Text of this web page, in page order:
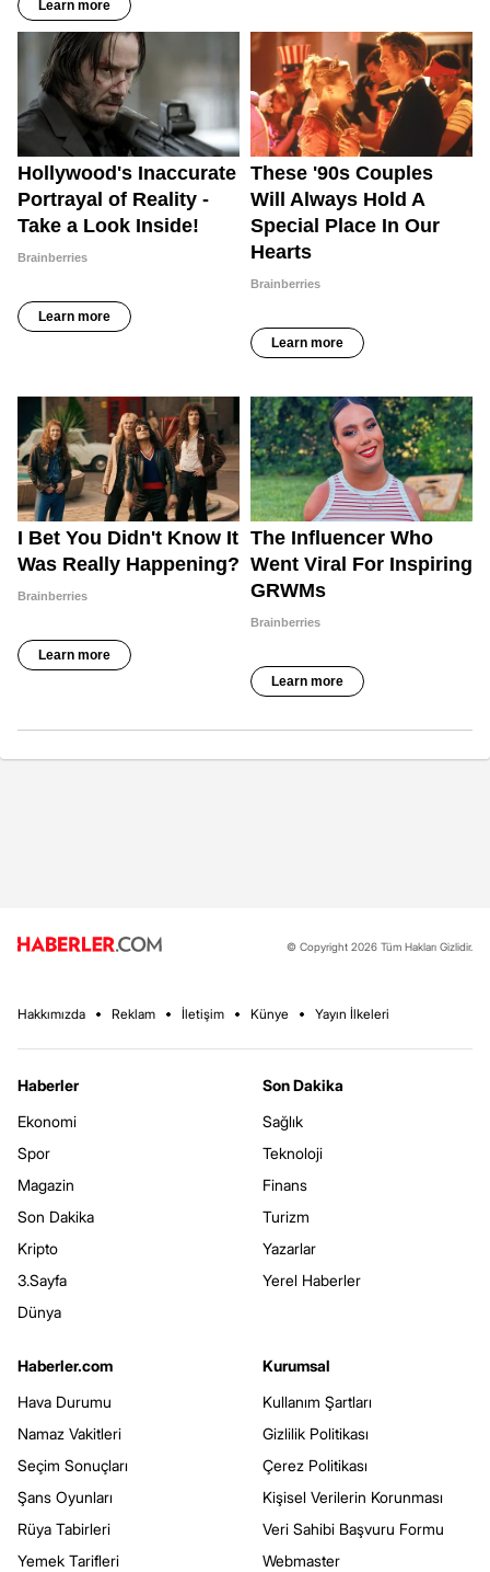
© Copyright 2026 Tüm Hakları Gizlidir.
Hakkımızda Reklam İletişim Künye Yayın İlkeleri
Haberler
Ekonomi
Spor
Magazin
Son Dakika
Kripto
3.Sayfa
Dünya
Son Dakika
Sağlık
Teknoloji
Finans
Turizm
Yazarlar
Yerel Haberler
Haberler.com
Hava Durumu
Namaz Vakitleri
Seçim Sonuçları
Şans Oyunları
Rüya Tabirleri
Yemek Tarifleri
Kurumsal
Kullanım Şartları
Gizlilik Politikası
Çerez Politikası
Kişisel Verilerin Korunması
Veri Sahibi Başvuru Formu
Webmaster